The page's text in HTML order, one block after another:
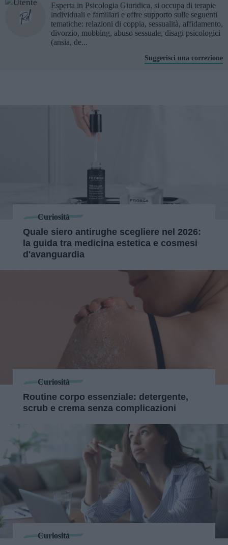
Esperta in Psicologia Giuridica, si occupa di terapie
individuali e familiari e offre supporto sulle seguenti
tematiche: relazioni di coppia, sessualità, affidamento,
divorzio, mobbing, abuso sessuale, disagi psicologici
(ansia, de...
Suggerisci una correzione
Curiosità
Quale siero antirughe scegliere nel 2026:
la guida tra medicina estetica e cosmesi
d'avanguardia
Curiosità
Routine corpo essenziale: detergente,
scrub e crema senza complicazioni
Curiosità